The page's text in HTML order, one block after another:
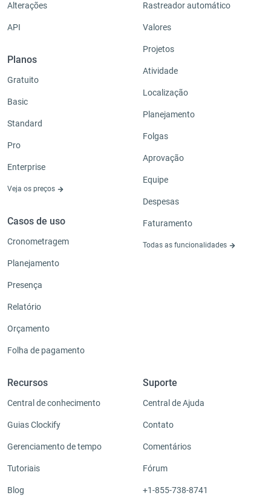
Alterações
API
Planos
Gratuito
Basic
Standard
Pro
Enterprise
Veja os preços
Casos de uso
Cronometragem
Planejamento
Presença
Relatório
Orçamento
Folha de pagamento
Rastreador automático
Valores
Projetos
Atividade
Localização
Planejamento
Folgas
Aprovação
Equipe
Despesas
Faturamento
Todas as funcionalidades
Recursos
Central de conhecimento
Guias Clockify
Gerenciamento de tempo
Tutoriais
Blog
Suporte
Central de Ajuda
Contato
Comentários
Fórum
+1-855-738-8741